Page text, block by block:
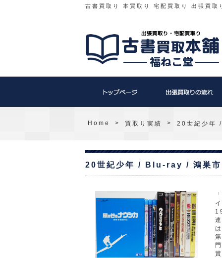
古書買取り 本買取り 宅配買取り 出張買取
Home > 買取り実績 > 20世紀少年
20世紀少年 / Blu-ray / 鴻巣市